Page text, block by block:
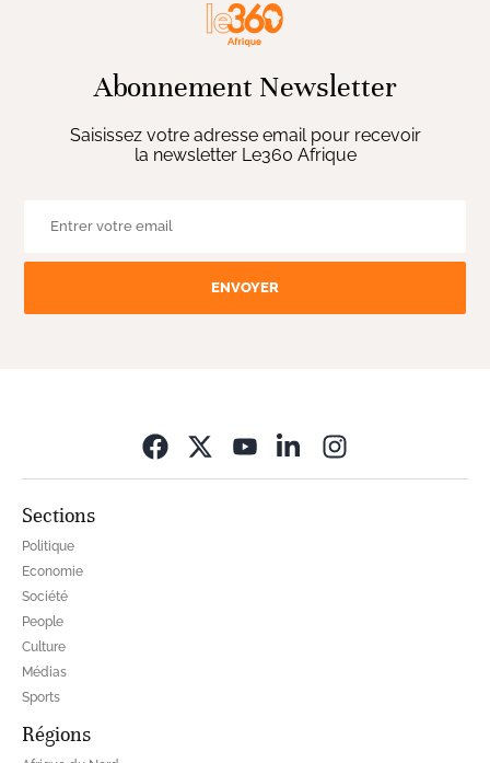
Abonnement Newsletter
Saisissez votre adresse email pour recevoir
la newsletter Le360 Afrique
ENVOYER
Sections
Politique
Economie
Société
People
Culture
Médias
Sports
Régions